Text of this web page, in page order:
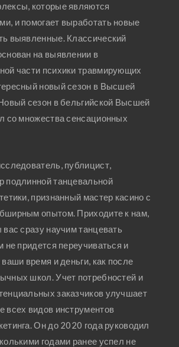
которые являются
и помогает выработать новые
выявленные. Классический
на выявлении в
части психики травмирующих
новый сезон в Высшей
сезон в бельгийской Высшей
со множества сенсационных
публицист,
подлинной танцевальной
признанный мастер касино с
опытом. Приходите к нам,
сразу научим танцевать
не придется переучиваться и
ваши время и деньги, как после
школ. Учет потребностей и
заказчиков улучшает
всех видов инструментов
Он до 2020 года руководил
годами ранее успел не